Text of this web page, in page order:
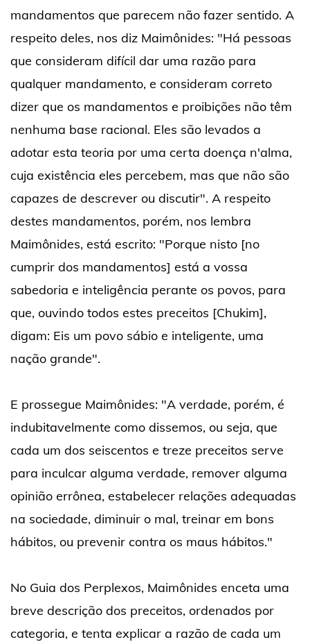
mandamentos que parecem não fazer sentido. A
respeito deles, nos diz Maimônides: "Há pessoas
que consideram difícil dar uma razão para
qualquer mandamento, e consideram correto
dizer que os mandamentos e proibições não têm
nenhuma base racional. Eles são levados a
adotar esta teoria por uma certa doença n'alma,
cuja existência eles percebem, mas que não são
capazes de descrever ou discutir". A respeito
destes mandamentos, porém, nos lembra
Maimônides, está escrito: "Porque nisto [no
cumprir dos mandamentos] está a vossa
sabedoria e inteligência perante os povos, para
que, ouvindo todos estes preceitos [Chukim],
digam: Eis um povo sábio e inteligente, uma
nação grande".
E prossegue Maimônides: "A verdade, porém, é
indubitavelmente como dissemos, ou seja, que
cada um dos seiscentos e treze preceitos serve
para inculcar alguma verdade, remover alguma
opinião errônea, estabelecer relações adequadas
na sociedade, diminuir o mal, treinar em bons
hábitos, ou prevenir contra os maus hábitos."
No Guia dos Perplexos, Maimônides enceta uma
breve descrição dos preceitos, ordenados por
categoria, e tenta explicar a razão de cada um